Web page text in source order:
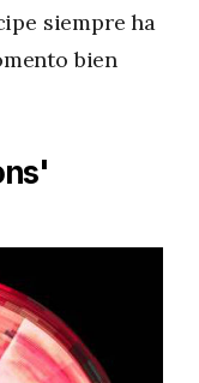
siempre ha
bien